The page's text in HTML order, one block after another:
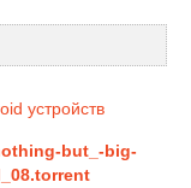
but_-big-